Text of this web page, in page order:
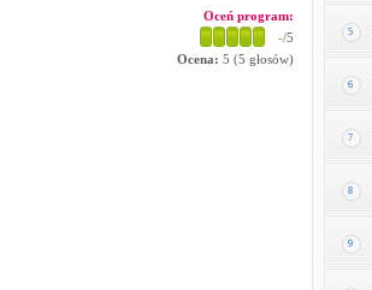
Oceń program:
-/5
Ocena: 5 (5 głosów)
5
6
7
8
9